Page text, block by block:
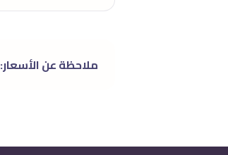
ملاحظة عن الأسعار: